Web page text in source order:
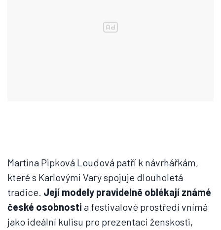
Martina Pipková Loudová patří k návrhářkám,
které s Karlovými Vary spojuje dlouholetá
tradice. Její modely pravidelně oblékají známé
české osobnosti a festivalové prostředí vnímá
jako ideální kulisu pro prezentaci ženskosti,